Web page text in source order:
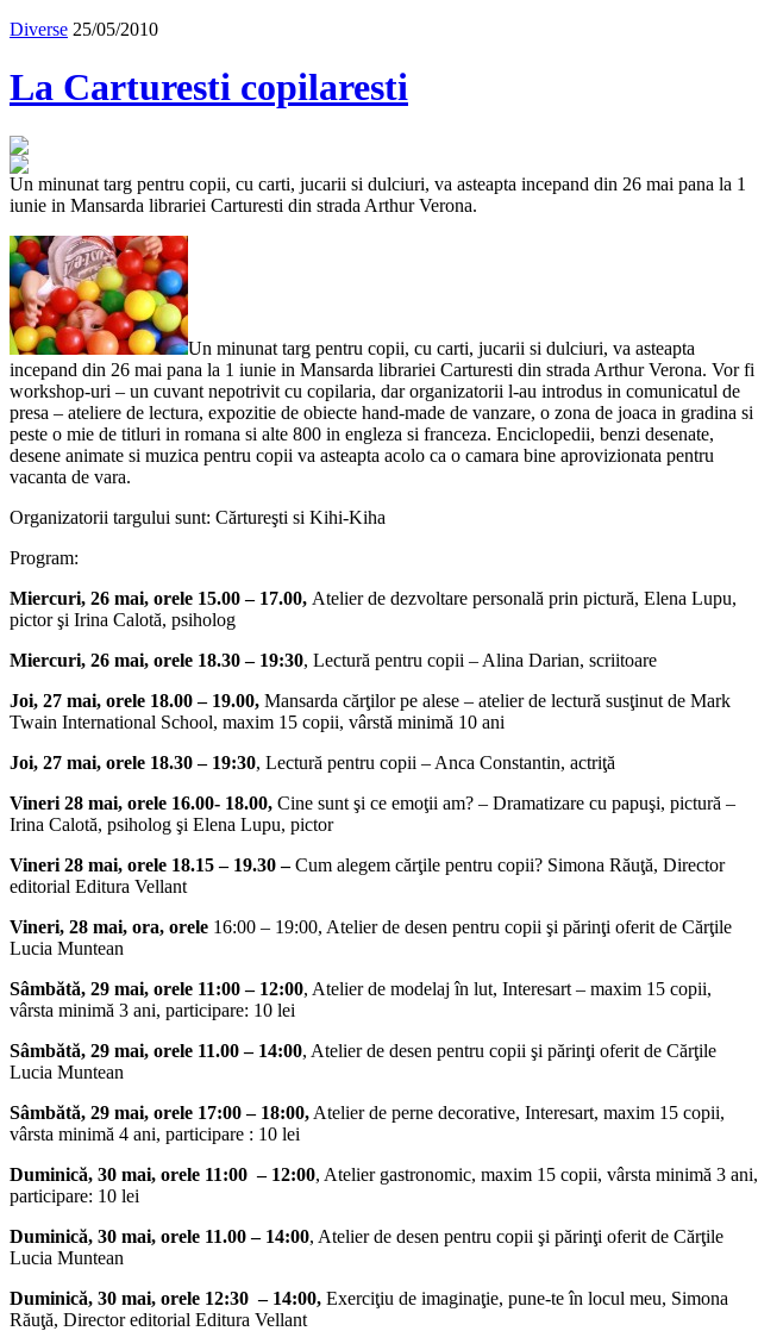
Diverse 25/05/2010
La Carturesti copilaresti
Un minunat targ pentru copii, cu carti, jucarii si dulciuri, va asteapta incepand din 26 mai pana la 1
iunie in Mansarda librariei Carturesti din strada Arthur Verona.
Un minunat targ pentru copii, cu carti, jucarii si dulciuri, va asteapta
incepand din 26 mai pana la 1 iunie in Mansarda librariei Carturesti din strada Arthur Verona. Vor fi
workshop-uri – un cuvant nepotrivit cu copilaria, dar organizatorii l-au introdus in comunicatul de
presa – ateliere de lectura, expozitie de obiecte hand-made de vanzare, o zona de joaca in gradina si
peste o mie de titluri in romana si alte 800 in engleza si franceza. Enciclopedii, benzi desenate,
desene animate si muzica pentru copii va asteapta acolo ca o camara bine aprovizionata pentru
vacanta de vara.
Organizatorii targului sunt: Cărtureşti si Kihi-Kiha
Program:
Miercuri, 26 mai, orele 15.00 – 17.00, Atelier de dezvoltare personală prin pictură, Elena Lupu,
pictor şi Irina Calotă, psiholog
Miercuri, 26 mai, orele 18.30 – 19:30, Lectură pentru copii – Alina Darian, scriitoare
Joi, 27 mai, orele 18.00 – 19.00, Mansarda cărţilor pe alese – atelier de lectură susţinut de Mark
Twain International School, maxim 15 copii, vârstă minimă 10 ani
Joi, 27 mai, orele 18.30 – 19:30, Lectură pentru copii – Anca Constantin, actriţă
Vineri 28 mai, orele 16.00- 18.00, Cine sunt şi ce emoţii am? – Dramatizare cu papuşi, pictură –
Irina Calotă, psiholog şi Elena Lupu, pictor
Vineri 28 mai, orele 18.15 – 19.30 –Cum alegem cărţile pentru copii? Simona Răuţă, Director
editorial Editura Vellant
Vineri, 28 mai, ora, orele 16:00 – 19:00, Atelier de desen pentru copii şi părinţi oferit de Cărţile
Lucia Muntean
Sâmbătă, 29 mai, orele 11:00 – 12:00, Atelier de modelaj în lut, Interesart – maxim 15 copii,
vârsta minimă 3 ani, participare: 10 lei
Sâmbătă, 29 mai, orele 11.00 – 14:00, Atelier de desen pentru copii şi părinţi oferit de Cărţile
Lucia Muntean
Sâmbătă, 29 mai, orele 17:00 – 18:00, Atelier de perne decorative, Interesart, maxim 15 copii,
vârsta minimă 4 ani, participare : 10 lei
Duminică, 30 mai, orele 11:00 – 12:00, Atelier gastronomic, maxim 15 copii, vârsta minimă 3 ani,
participare: 10 lei
Duminică, 30 mai, orele 11.00 – 14:00, Atelier de desen pentru copii şi părinţi oferit de Cărţile
Lucia Muntean
Duminică, 30 mai, orele 12:30 – 14:00, Exerciţiu de imaginaţie, pune-te în locul meu, Simona
Răuţă, Director editorial Editura Vellant